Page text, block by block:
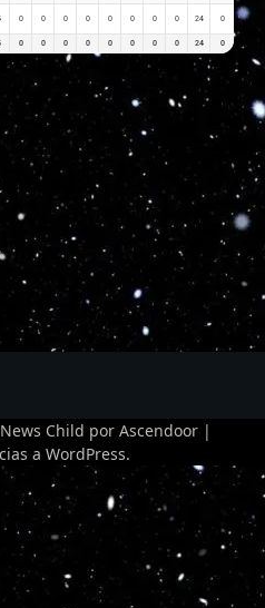
0 0 0 0 0 0 0 0 24 0 0.00
0 0 0 0 0 0 0 0 24 0
Child por Ascendoor |
a WordPress.